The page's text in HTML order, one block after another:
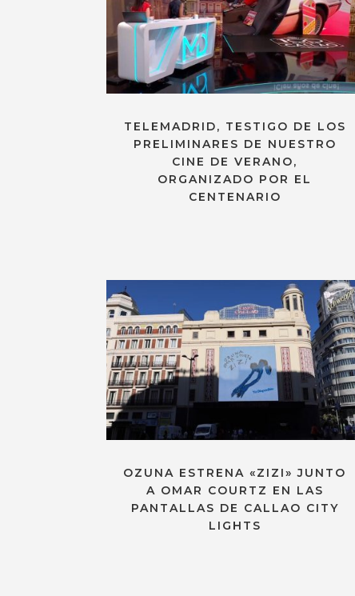
TELEMADRID, TESTIGO DE LOS
PRELIMINARES DE NUESTRO
CINE DE VERANO,
ORGANIZADO POR EL
CENTENARIO
OZUNA ESTRENA «ZIZI» JUNTO
A OMAR COURTZ EN LAS
PANTALLAS DE CALLAO CITY
LIGHTS